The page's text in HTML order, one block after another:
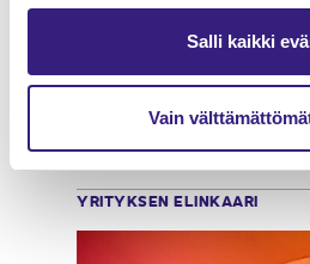
Salli kaikki
Vain
Hankintameno
verotuksessa
YRITYKSEN ELINKAARI